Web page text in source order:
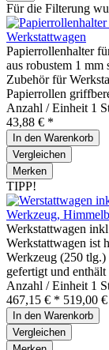
Für die Filterung
Werkstattwagen
Papierrollenhalter
aus robustem 1 mm
Zubehör für
Papierrollen
Anzahl / Einheit 1
43,88 € *
In den Warenkorb
Vergleichen
Merken
TIPP!
Werkzeug,
Werkstattwagen
Werkstattwagen ist
Werkzeug (250 tlg.)
gefertigt und
Anzahl / Einheit 1
467,15 € * 519,00
In den Warenkorb
Vergleichen